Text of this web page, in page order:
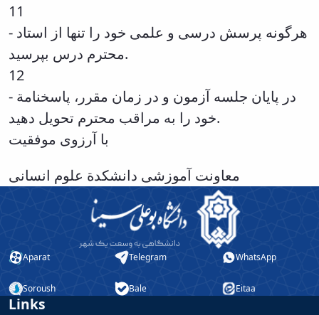
11
- هرگونه پرسش درسی و علمی خود را تنها از استاد
محترم درس بپرسید.
12
- در پایان جلسه آزمون و در زمان مقرر، پاسخنامة
خود را به مراقب محترم تحویل دهید.
با آرزوی موفقیت
معاونت آموزشی دانشکدة علوم انسانی
Aparat Telegram WhatsApp
Soroush Bale Eitaa
Links